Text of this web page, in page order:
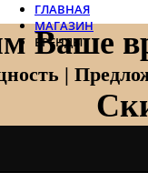
Ваше
|
ГЛАВНАЯ
МАГАЗИН
БРЕНДЫ
Zehnder
Loten